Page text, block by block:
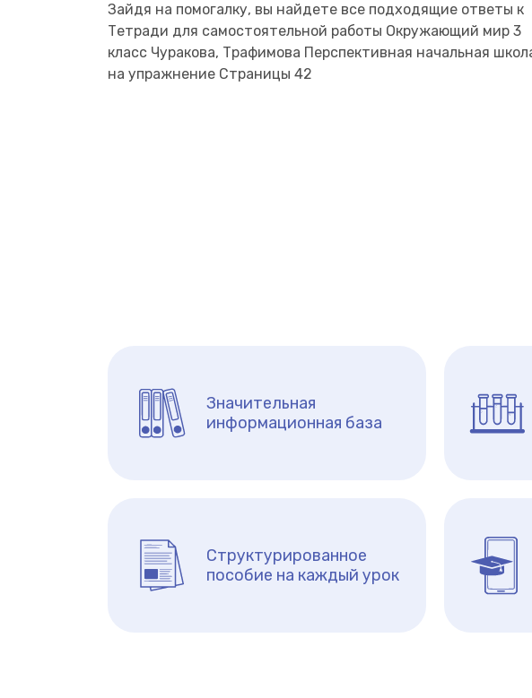
Зайдя на помогалку, вы найдете все подходящие ответы к
Тетради для самостоятельной работы Окружающий мир 3
класс Чуракова, Трафимова Перспективная начальная
на упражнение Страницы 42
Значительная
информационная база
Структурированное
пособие на каждый урок